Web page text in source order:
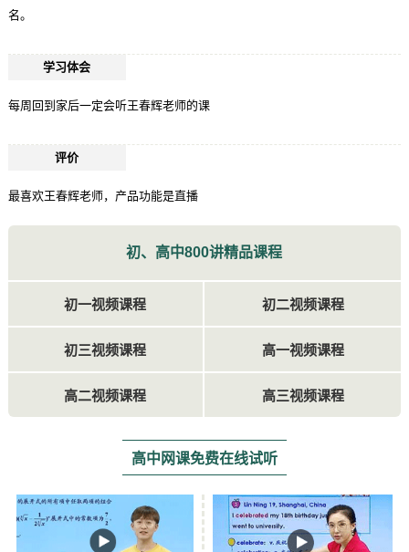
名。
学习体会
每周回到家后一定会听王春辉老师的课
评价
最喜欢王春辉老师，产品功能是直播
初、高中800讲精品课程
初一视频课程 初二视频课程
初三视频课程 高一视频课程
高二视频课程 高三视频课程
高中网课免费在线试听